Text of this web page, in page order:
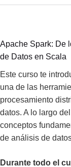
Apache Spark: De
de Datos en Scala
Este curso te
una de las
procesamiento
datos. A lo largo
conceptos
de análisis de
Durante todo el